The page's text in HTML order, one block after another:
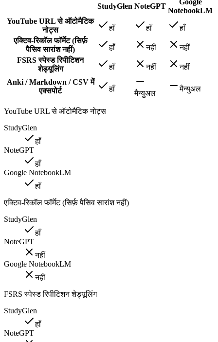
StudyGlen NoteGPT
Google
NotebookLM
YouTube URL से ऑटोमैटिक
नोट्स
हाँ हाँ
हाँ
एक्टिव-रिकॉल फॉर्मेट (सिर्फ़
पैसिव सारांश नहीं)
हाँ नहीं
नहीं
FSRS स्पेस्ड रिपीटिशन
शेड्यूलिंग
हाँ नहीं
नहीं
Anki / Markdown / CSV में
एक्सपोर्ट
हाँ
मैन्युअल
मैन्युअल
YouTube URL से ऑटोमैटिक नोट्स
StudyGlen
हाँ
NoteGPT
हाँ
Google NotebookLM
हाँ
एक्टिव-रिकॉल फॉर्मेट (सिर्फ़ पैसिव सारांश नहीं)
StudyGlen
हाँ
NoteGPT
नहीं
Google NotebookLM
नहीं
FSRS स्पेस्ड रिपीटिशन शेड्यूलिंग
StudyGlen
हाँ
NoteGPT